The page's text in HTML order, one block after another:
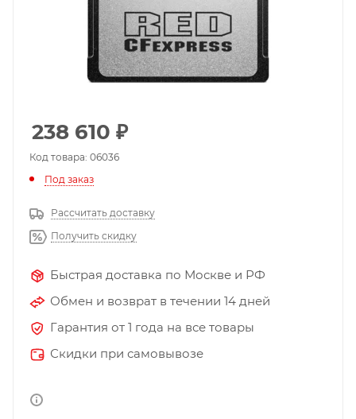
238 610 ₽
Код товара: 06036
Под заказ
Рассчитать доставку
Получить скидку
Быстрая доставка по Москве и РФ
Обмен и возврат в течении 14 дней
Гарантия от 1 года на все товары
Скидки при самовывозе